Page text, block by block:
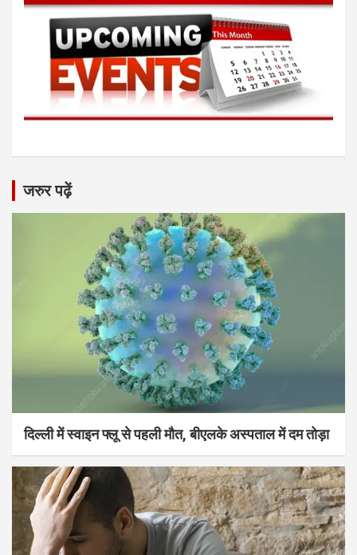
जरुर पढ़ें
दिल्ली में स्वाइन फ्लू से पहली मौत, बीएलके अस्पताल में दम तोड़ा